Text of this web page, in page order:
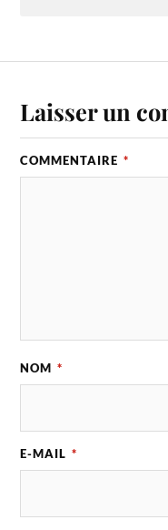
Laisser un
COMMENTAIRE *
NOM *
E-MAIL *